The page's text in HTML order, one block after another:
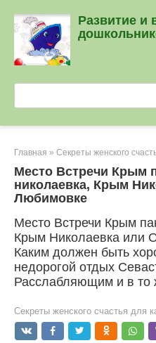
контенту
Развитие и
Главная » Секреты женского
Место Встречи Крым
николаевка, Крым
Любимовке
Место Встречи Крым
Крым Николаевка или
Каким должен быть
недорогой отдых
Расслабляющим и в то
Секреты женского счастья для